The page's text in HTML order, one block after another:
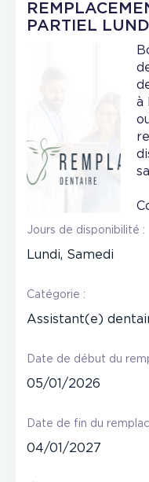
PARTIEL
à
Jours de disponibilité :
Lundi, Samedi
Catégorie :
Assistant(e)
Date de début du
05/01/2026
Date de fin du
04/01/2027